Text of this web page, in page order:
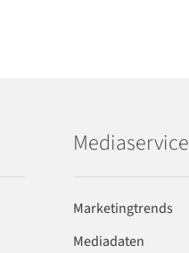
Mediaservice
Marketingtrends
Mediadaten